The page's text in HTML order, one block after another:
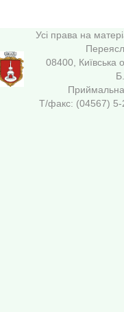
Усі права на
08400, Київська
Т/факс: